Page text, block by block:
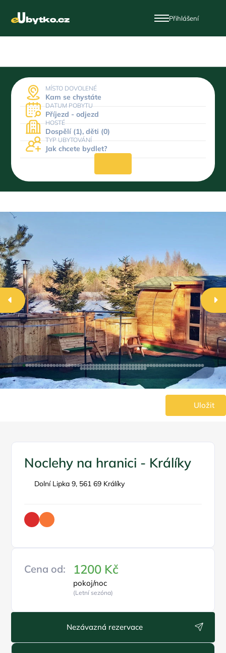
Přihlášení
MÍSTO DOVOLENÉ
Kam se chystáte
DATUM POBYTU
Příjezd - odjezd
HOSTÉ
Dospělí (1), děti (0)
TYP UBYTOVÁNÍ
Jak chcete bydlet?
Uložit
Noclehy na hranici - Králíky
Dolní Lipka 9, 561 69 Králíky
Cena od: 1200 Kč
pokoj/noc
(Letní sezóna)
Nezávazná rezervace